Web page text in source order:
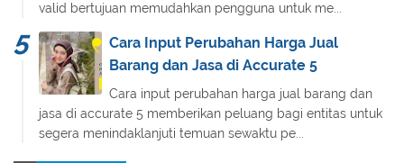
valid bertujuan memudahkan pengguna untuk me...
Cara Input Perubahan Harga Jual
Barang dan Jasa di Accurate 5
Cara input perubahan harga jual barang dan
jasa di accurate 5 memberikan peluang bagi entitas untuk
segera menindaklanjuti temuan sewaktu pe...